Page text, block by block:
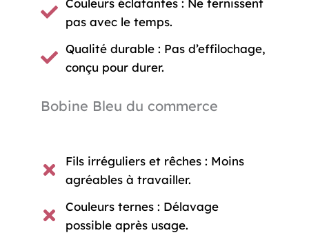
Couleurs éclatantes : Ne ternissent
pas avec le temps.
Qualité durable : Pas d’effilochage,
conçu pour durer.
Bobine Bleu du commerce
Fils irréguliers et rêches : Moins
agréables à travailler.
Couleurs ternes : Délavage
possible après usage.